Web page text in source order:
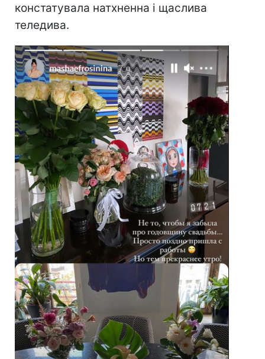
констатувала натхненна і щаслива
теледива.